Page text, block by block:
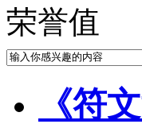
荣誉值
《符